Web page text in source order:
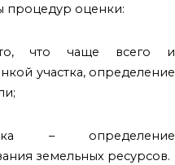
процедур оценки:
что чаще всего и
участка, определение
– определение
земельных ресурсов.